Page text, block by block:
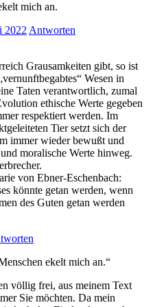
mich an.
2022 Antworten
Grausamkeiten gibt, so ist
Wesen in
Taten verantwortlich, zumal
ethische Werte gegeben
respektiert werden. Im
Tier setzt sich der
immer wieder bewußt und
moralische Werte hinweg.
von Ebner-Eschenbach:
könnte getan werden, wenn
des Guten getan werden
ekelt mich an.“
völlig frei, aus meinem Text
Sie möchten. Da mein